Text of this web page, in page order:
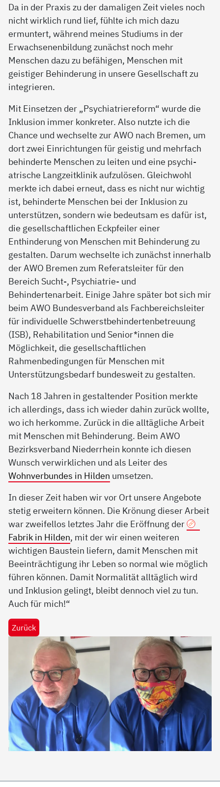
Da in der Praxis zu der damaligen Zeit vieles noch
nicht wirklich rund lief, fühlte ich mich dazu
ermuntert, während meines Studiums in der
Erwachsenenbildung zunächst noch mehr
Menschen dazu zu befähigen, Menschen mit
geistiger Behinderung in unsere Gesellschaft zu
integrieren.
Mit Einsetzen der „Psychiatriereform“ wurde die
Inklusion immer konkreter. Also nutzte ich die
Chance und wechselte zur AWO nach Bremen, um
dort zwei Einrichtungen für geistig und mehrfach
behinderte Menschen zu leiten und eine psychi-
atrische Langzeitklinik aufzulösen. Gleichwohl
merkte ich dabei erneut, dass es nicht nur wichtig
ist, behinderte Menschen bei der Inklusion zu
unterstützen, sondern wie bedeutsam es dafür ist,
die gesellschaftlichen Eckpfeiler einer
Enthinderung von Menschen mit Behinderung zu
gestalten. Darum wechselte ich zunächst innerhalb
der AWO Bremen zum Referatsleiter für den
Bereich Sucht-, Psychiatrie- und
Behindertenarbeit. Einige Jahre später bot sich mir
beim AWO Bundesverband als Fachbereichsleiter
für individuelle Schwerstbehindertenbetreuung
(ISB), Rehabilitation und Senior*innen die
Möglichkeit, die gesellschaftlichen
Rahmenbedingungen für Menschen mit
Unterstützungsbedarf bundesweit zu gestalten.
Nach 18 Jahren in gestaltender Position merkte
ich allerdings, dass ich wieder dahin zurück wollte,
wo ich herkomme. Zurück in die alltägliche Arbeit
mit Menschen mit Behinderung. Beim AWO
Bezirksverband Niederrhein konnte ich diesen
Wunsch verwirklichen und als Leiter des
Wohnverbundes in Hilden umsetzen.
In dieser Zeit haben wir vor Ort unsere Angebote
stetig erweitern können. Die Krönung dieser Arbeit
war zweifellos letztes Jahr die Eröffnung der
Fabrik in Hilden, mit der wir einen weiteren
wichtigen Baustein liefern, damit Menschen mit
Beeinträchtigung ihr Leben so normal wie möglich
führen können. Damit Normalität alltäglich wird
und Inklusion gelingt, bleibt dennoch viel zu tun.
Auch für mich!“
Zurück